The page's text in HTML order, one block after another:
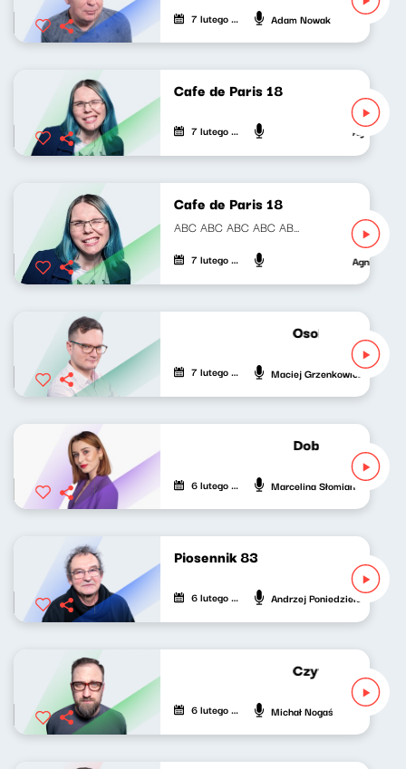
7 lutego 2022 Adam Nowak
Cafe de Paris 18
7 lutego 2022 Agnieszka
Cafe de Paris 18
7 lutego 2022 Agnieszka
Osobiste
7 lutego 2022 Maciej Grzenkowicz
Dobrze
6 lutego 2022 Marcelina Słomian
Piosennik 83
6 lutego 2022 Andrzej Poniedzielski
Czytał Michał
6 lutego 2022 Michał Nogaś